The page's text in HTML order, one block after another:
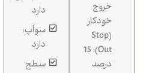
خروج
خودکار
(Stop
Out): 15
درصد
دارد
سواَپ:
دارد
سطح